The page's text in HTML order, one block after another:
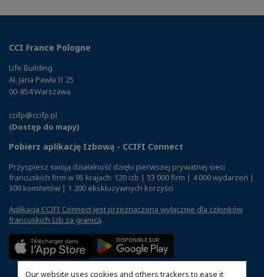
Our website uses cookies and others trackers to ease it
CCI France Pologne
Life Building
Al. Jana Pawła II 25
00-854 Warszawa
ccifp@ccifp.pl
(Dostęp do mapy)
Pobierz aplikację Izbową - CCIFI Connect
Przyspiesz swoją działalność dzięki pierwszej prywatnej sieci
francuskich firm w 95 krajach: 120 izb | 33 000 firm | 4 000 wydarzeń |
300 komitetów | 1 200 ekskluzywnych korzyści
Aplikacja CCIFI Connect jest przeznaczona wyłącznie dla członków
francuskich Izb za granicą.